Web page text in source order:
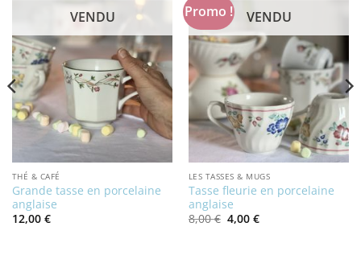
VENDU
THÉ & CAFÉ
Grande tasse en porcelaine
anglaise
12,00 €
Promo ! VENDU
LES TASSES & MUGS
Tasse fleurie en porcelaine
anglaise
8,00€ Le
prix
4,00 €Le
prix